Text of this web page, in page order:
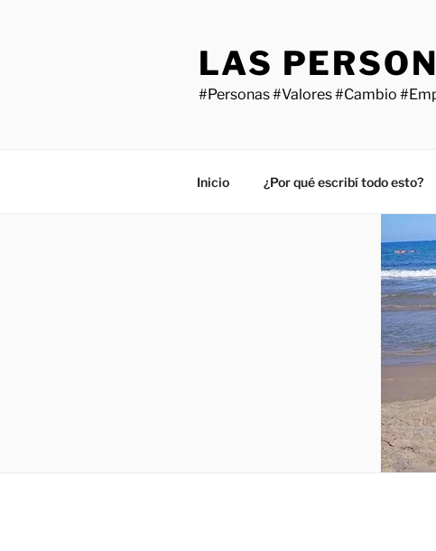
LAS
#Personas #Valores #Cambio
Inicio ¿Por qué escribí todo esto?